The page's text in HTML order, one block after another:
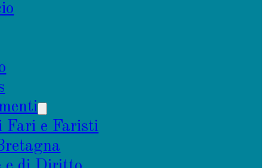
Fari e Faristi